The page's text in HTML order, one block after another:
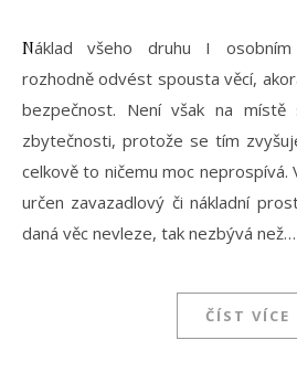
Náklad všeho druhu I osobním automobilem se dá
rozhodně odvést spousta věcí,
bezpečnost. Není však na
zbytečnosti, protože se tím
celkově to ničemu moc neprospívá.
určen zavazadlový či nákladní
daná věc nevleze, tak nezbývá než…
ČÍST VÍCE